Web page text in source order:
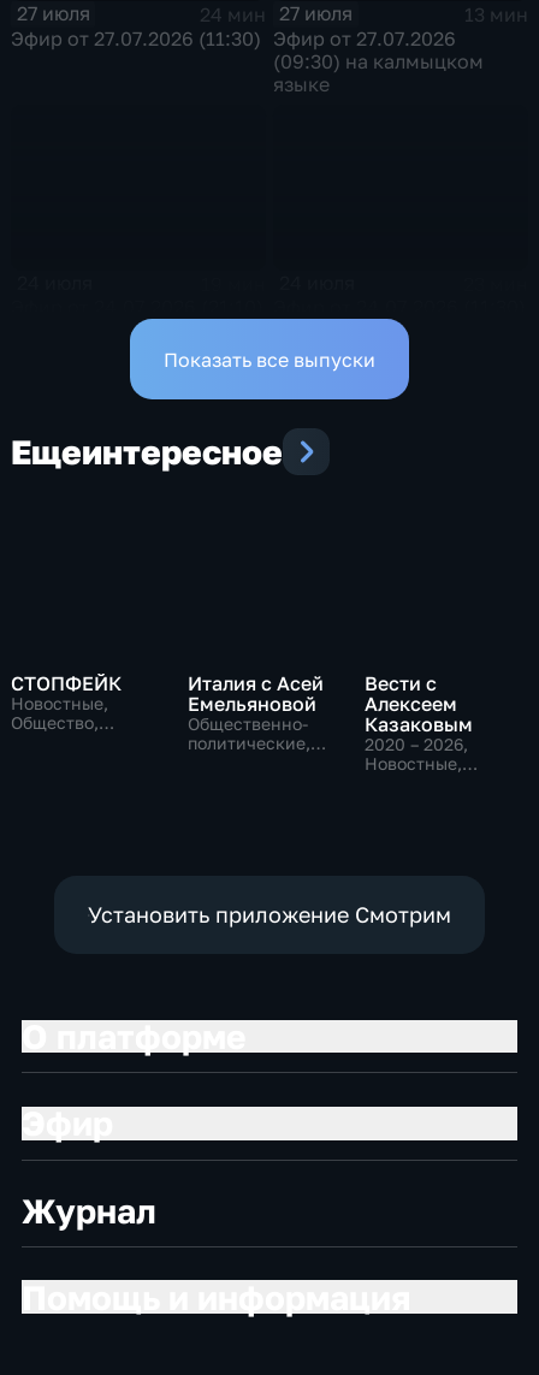
27 июля
24 мин
Эфир от 27.07.2026 (11:30)
27 июля
13 мин
Эфир от 27.07.2026
(09:30) на калмыцком
языке
Показать все выпуски
Ещеинтересное
СТОПФЕЙК
Новостные,
Общество,
Италия с Асей
Емельяновой
Общественно-
политические,
Вести с
Алексеем
Казаковым
2020 – 2026,
Новостные,
Установить приложение Смотрим
Журнал